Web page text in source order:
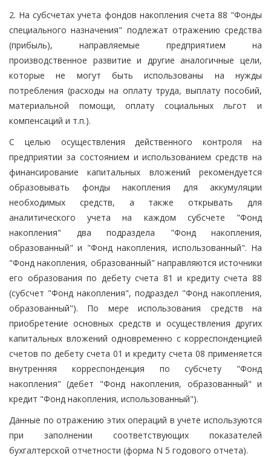
2. На субсчетах учета фондов накопления счета 88 "Фонды
специального назначения" подлежат отражению средства
(прибыль), направляемые предприятием на
производственное развитие и другие аналогичные цели,
которые не могут быть использованы на нужды
потребления (расходы на оплату труда, выплату пособий,
материальной помощи, оплату социальных льгот и
компенсаций и т.п.).
С целью осуществления действенного контроля на
предприятии за состоянием и использованием средств на
финансирование капитальных вложений рекомендуется
образовывать фонды накопления для аккумуляции
необходимых средств, а также открывать для
аналитического учета на каждом субсчете "Фонд
накопления" два подраздела "Фонд накопления,
образованный" и "Фонд накопления, использованный". На
"Фонд накопления, образованный" направляются источники
его образования по дебету счета 81 и кредиту счета 88
(субсчет "Фонд накопления", подраздел "Фонд накопления,
образованный"). По мере использования средств на
приобретение основных средств и осуществления других
капитальных вложений одновременно с корреспонденцией
счетов по дебету счета 01 и кредиту счета 08 применяется
внутренняя корреспонденция по субсчету "Фонд
накопления" (дебет "Фонд накопления, образованный" и
кредит "Фонд накопления, использованный").
Данные по отражению этих операций в учете используются
при заполнении соответствующих показателей
бухгалтерской отчетности (форма N 5 годового отчета).